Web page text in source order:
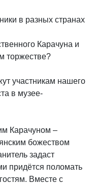
в разных странах
Карачуна и
торжестве?
участникам нашего
в музее-
Карачуном –
божеством
задаст
придётся поломать
Вместе с